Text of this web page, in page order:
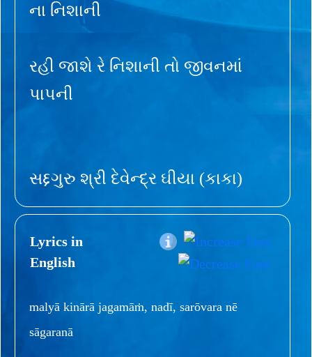
ના નિશાની
રહી જાશે રે નિશાની તો જીવનમાં
પાપની
સદ્દગુરુ શ્રી દેવેન્દ્ર ઘીયા (કાકા)
Lyrics in
English
malyā kinārā jagamāṁ, nadī, sarōvara nē
sāgaranā